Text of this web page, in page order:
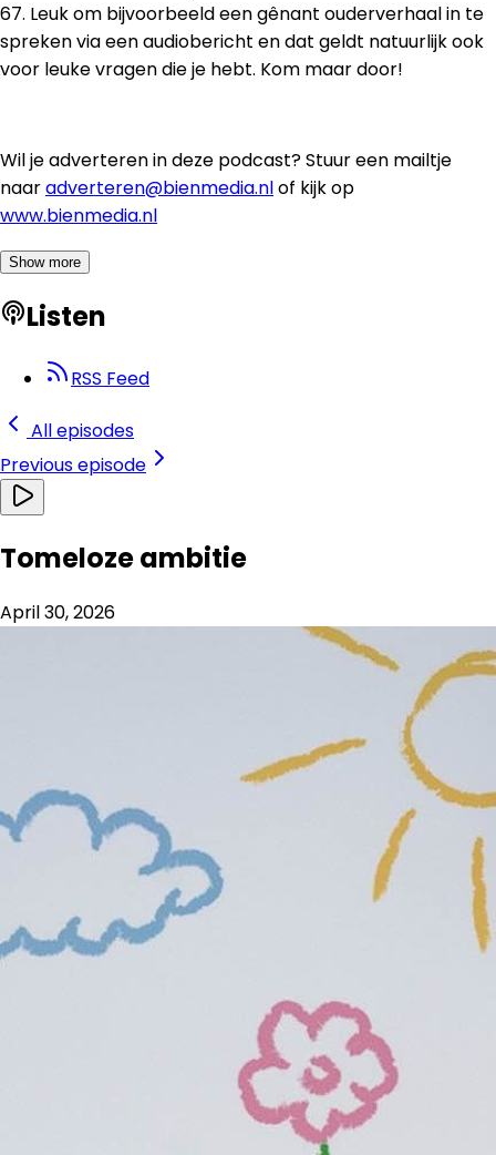
67. Leuk om bijvoorbeeld een gênant ouderverhaal in te
spreken via een audiobericht en dat geldt natuurlijk ook
voor leuke vragen die je hebt. Kom maar door!
Wil je adverteren in deze podcast? Stuur een mailtje
naaradverteren@bienmedia.nlof kijk op
www.bienmedia.nl
Show more
Listen
RSS Feed
All episodes
Previousepisode
Tomeloze ambitie
April 30, 2026